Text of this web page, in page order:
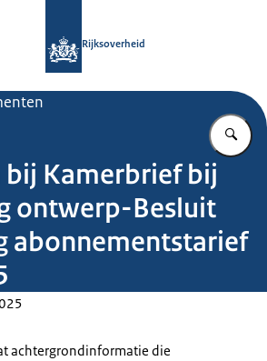
Rijksoverheid
bij Kamerbrief bij
ontwerp-Besluit
abonnementstarief
achtergrondinformatie die